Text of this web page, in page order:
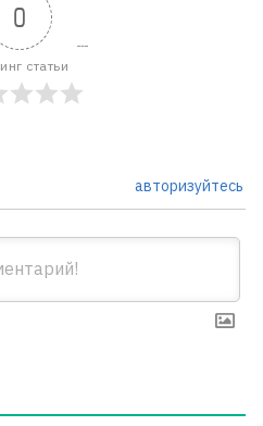
0
статьи
авторизуйтесь